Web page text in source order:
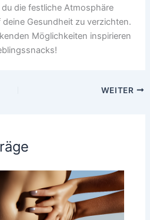
die festliche Atmosphäre
Gesundheit zu verzichten.
Möglichkeiten inspirieren
WEITER